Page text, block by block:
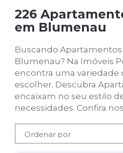
226
em Blumenau
Buscando
Blumenau? Na Imóveis
encontra uma variedade
escolher. Descubra
encaixam no seu estilo
necessidades. Confira